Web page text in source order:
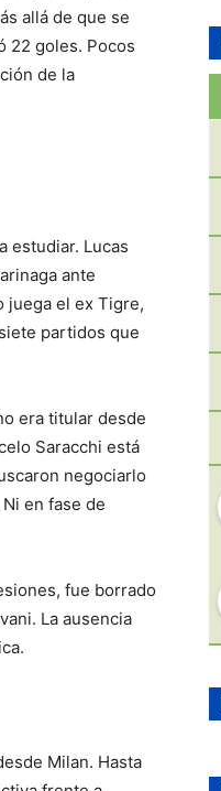
allá de que se
22 goles. Pocos
de la
estudiar. Lucas
ante
juega el ex Tigre,
partidos que
era titular desde
Saracchi está
negociarlo
en fase de
fue borrado
La ausencia
Milan. Hasta